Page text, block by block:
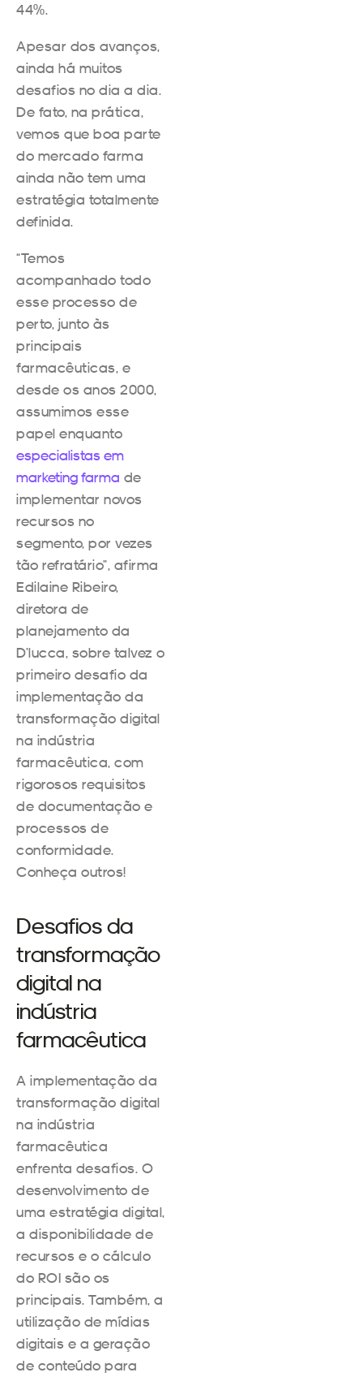
44%.
Apesar dos avanços,
ainda há muitos
desafios no dia a dia.
De fato, na prática,
vemos que boa parte
do mercado farma
ainda não tem uma
estratégia totalmente
definida.
“Temos
acompanhado todo
esse processo de
perto, junto às
principais
farmacêuticas, e
desde os anos 2000,
assumimos esse
papel enquanto
especialistas em
marketing farma de
implementar novos
recursos no
segmento, por vezes
tão refratário”, afirma
Edilaine Ribeiro,
diretora de
planejamento da
D’lucca, sobre talvez o
primeiro desafio da
implementação da
transformação digital
na indústria
farmacêutica, com
rigorosos requisitos
de documentação e
processos de
conformidade.
Conheça outros!
Desafios da
transformação
digital na
indústria
farmacêutica
A implementação da
transformação digital
na indústria
farmacêutica
enfrenta desafios. O
desenvolvimento de
uma estratégia digital,
a disponibilidade de
recursos e o cálculo
do ROI são os
principais. Também, a
utilização de mídias
digitais e a geração
de conteúdo para